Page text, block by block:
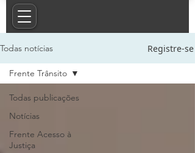
Todas notícias Registre-se
Todas publicações
Notícias
Frente Acesso à
Justiça
Frente Trânsito